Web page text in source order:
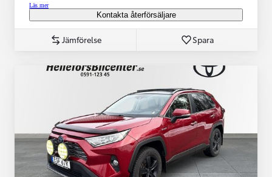
Läs mer
Kontakta återförsäljare
Jämförelse Spara